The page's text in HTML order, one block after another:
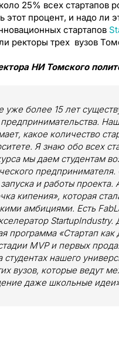
25% всех стартапов
этот процент, и надо ли
стартапов
ректоры трех вузов
НИ Томского
более 15 лет
какое количество
Я знаю обо всех
мы даем студентам
и работы проекта.
кипения», которая
амбициями. Есть
StartupIndustry.
программа «Стартап
MVP и первых
студентах нашего
вузов, которые ведут
даже школьные